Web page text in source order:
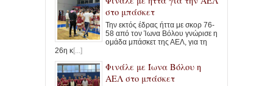
στο μπάσκετ
Την εκτός έδρας ήττα με σκορ 76-
58 από τον Ίωνα Βόλου γνώρισε η
ομάδα μπάσκετ της ΑΕΛ, για τη
26η κ[...]
Φινάλε με Ίωνα Βόλου η
ΑΕΛ στο μπάσκετ